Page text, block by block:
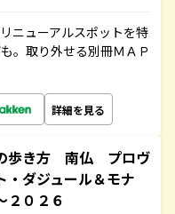
ニューアルスポットを特
。取り外せる別冊ＭＡＰ
詳細を見る
歩き方 南仏 プロヴ
ダジュール＆モナ
０２６